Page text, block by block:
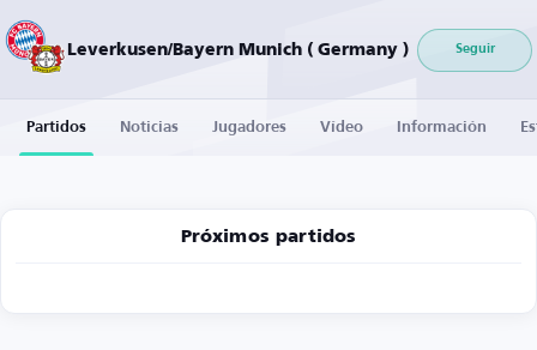
Leverkusen/Bayern Munich ( Germany ) Seguir
Partidos Noticias Jugadores Vídeo Información
Próximos partidos